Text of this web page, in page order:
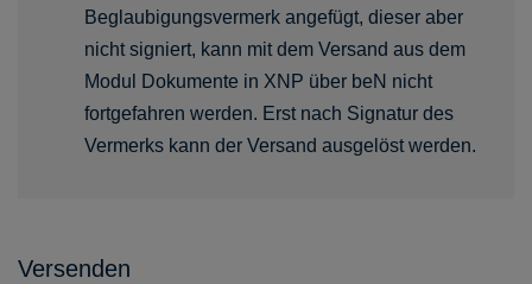
Beglaubigungsvermerk angefügt, dieser aber
nicht signiert, kann mit dem Versand aus dem
Modul Dokumente in XNP über beN nicht
fortgefahren werden. Erst nach Signatur des
Vermerks kann der Versand ausgelöst werden.
Versenden